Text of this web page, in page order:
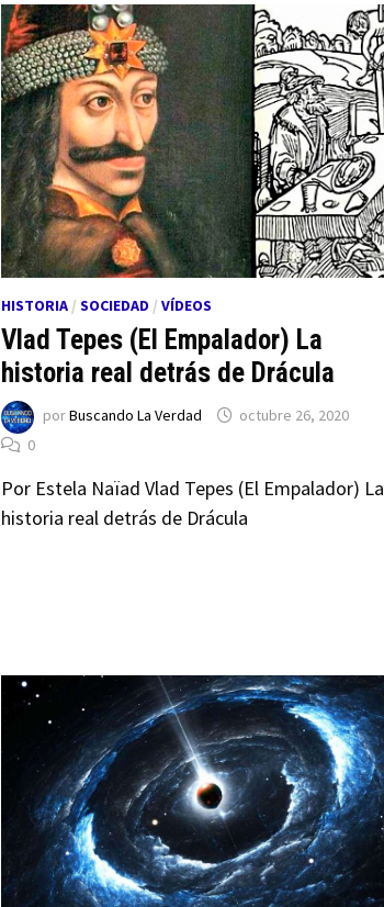
HISTORIA /SOCIEDAD /VÍDEOS
Vlad Tepes (El Empalador) La
historia real detrás de Drácula
porBuscando La Verdad
octubre 26, 2020
0
Por Estela Naïad Vlad Tepes (El Empalador) La
historia real detrás de Drácula